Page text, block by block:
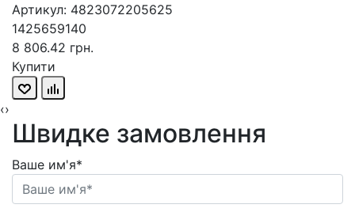
Артикул: 4823072205625
1425659140
8 806.42 грн.
Купити
‹›
Швидке замовлення
Ваше им'я*